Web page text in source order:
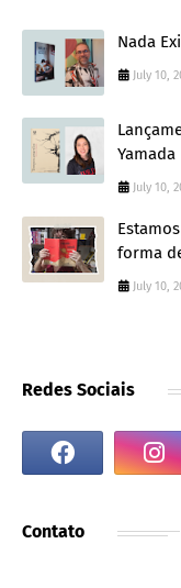
Nada
July 10,
Yamada
July 10,
forma
July 10,
Redes Sociais
Contato